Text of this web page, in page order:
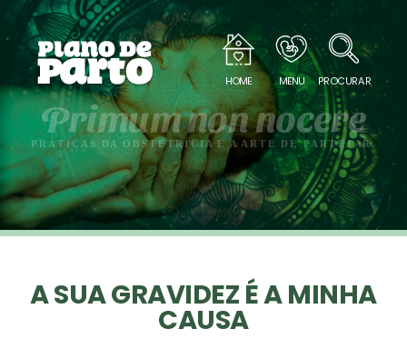
HOME MENU PROCURAR
Primum non nocere
PRÁTICAS DA OBSTETRÍCIA E A ARTE DE PARTEJAR.
A SUA GRAVIDEZ É A MINHA
CAUSA